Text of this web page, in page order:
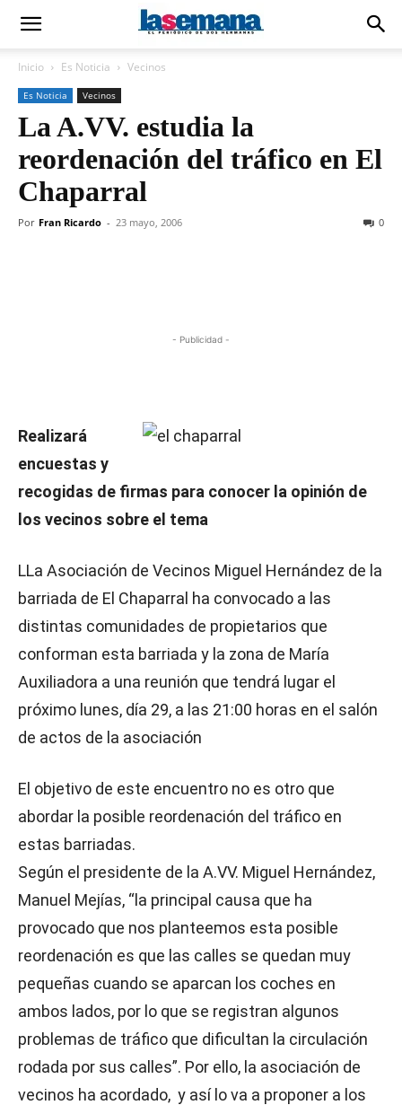
Inicio Es Noticia Vecinos
Es Noticia Vecinos
La A.VV. estudia la
reordenación del tráfico en El
Chaparral
Por Fran Ricardo - 23 mayo, 2006 0
- Publicidad -
Realizará
encuestas y
recogidas de firmas para conocer la opinión de
los vecinos sobre el tema
LLa Asociación de Vecinos Miguel Hernández de la
barriada de El Chaparral ha convocado a las
distintas comunidades de propietarios que
conforman esta barriada y la zona de María
Auxiliadora a una reunión que tendrá lugar el
próximo lunes, día 29, a las 21:00 horas en el salón
de actos de la asociación
El objetivo de este encuentro no es otro que
abordar la posible reordenación del tráfico en
estas barriadas.
Según el presidente de la A.VV. Miguel Hernández,
Manuel Mejías, “la principal causa que ha
provocado que nos planteemos esta posible
reordenación es que las calles se quedan muy
pequeñas cuando se aparcan los coches en
ambos lados, por lo que se registran algunos
problemas de tráfico que dificultan la circulación
rodada por sus calles”. Por ello, la asociación de
vecinos ha acordado, y así lo va a proponer a los